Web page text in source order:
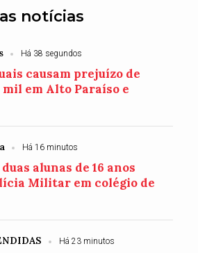
notícias
Há 38 segundos
causam prejuízo de
mil em Alto Paraíso e
Há 16 minutos
alunas de 16 anos
Militar em colégio de
Há 23 minutos